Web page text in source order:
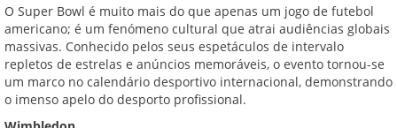
O Super Bowl é muito mais do que apenas um jogo de futebol
americano; é um fenómeno cultural que atrai audiências globais
massivas. Conhecido pelos seus espetáculos de intervalo
repletos de estrelas e anúncios memoráveis, o evento tornou-se
um marco no calendário desportivo internacional, demonstrando
o imenso apelo do desporto profissional.